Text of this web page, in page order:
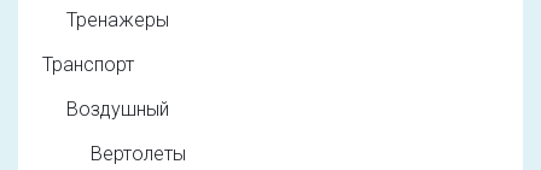
Тренажеры
Транспорт
Воздушный
Вертолеты